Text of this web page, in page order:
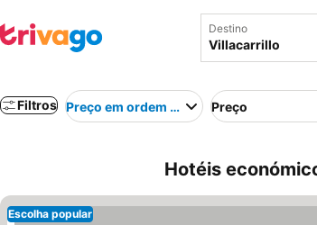
Destino
Filtros Preço em ordem crescentePreço
Hotéis
Escolha popular